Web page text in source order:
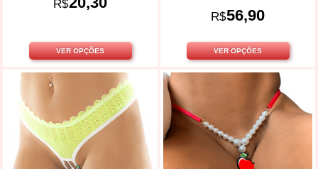
R$
VER OPÇÕES
R$56,90
VER OPÇÕES